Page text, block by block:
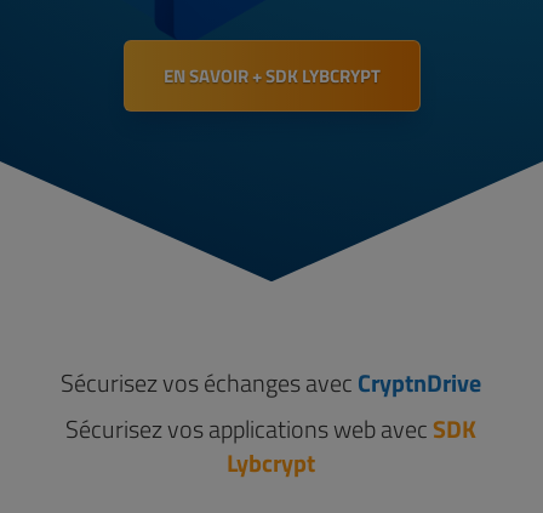
EN SAVOIR + SDK LYBCRYPT
Sécurisez vos échanges avecCryptnDrive
Sécurisez vos applications web avecSDK
Lybcrypt